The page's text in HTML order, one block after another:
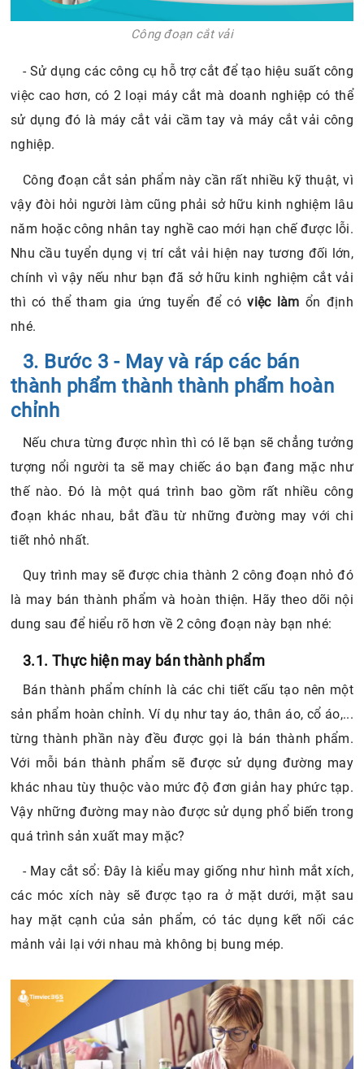
Công đoạn cắt vải
- Sử dụng các công cụ hỗ trợ cắt để tạo hiệu suất công
việc cao hơn, có 2 loại máy cắt mà doanh nghiệp có thể
sử dụng đó là máy cắt vải cầm tay và máy cắt vải công
nghiệp.
Công đoạn cắt sản phẩm này cần rất nhiều kỹ thuật, vì
vậy đòi hỏi người làm cũng phải sở hữu kinh nghiệm lâu
năm hoặc công nhân tay nghề cao mới hạn chế được lỗi.
Nhu cầu tuyển dụng vị trí cắt vải hiện nay tương đối lớn,
chính vì vậy nếu như bạn đã sở hữu kinh nghiệm cắt vải
thì có thể tham gia ứng tuyển để cóviệc làm ổn định
nhé.
3. Bước 3 - May và ráp các bán
thành phẩm thành thành phẩm hoàn
chỉnh
Nếu chưa từng được nhìn thì có lẽ bạn sẽ chẳng tưởng
tượng nổi người ta sẽ may chiếc áo bạn đang mặc như
thế nào. Đó là một quá trình bao gồm rất nhiều công
đoạn khác nhau, bắt đầu từ những đường may với chi
tiết nhỏ nhất.
Quy trình may sẽ được chia thành 2 công đoạn nhỏ đó
là may bán thành phẩm và hoàn thiện. Hãy theo dõi nội
dung sau để hiểu rõ hơn về 2 công đoạn này bạn nhé:
3.1. Thực hiện may bán thành phẩm
Bán thành phẩm chính là các chi tiết cấu tạo nên một
sản phẩm hoàn chỉnh. Ví dụ như tay áo, thân áo, cổ áo,...
từng thành phần này đều được gọi là bán thành phẩm.
Với mỗi bán thành phẩm sẽ được sử dụng đường may
khác nhau tùy thuộc vào mức độ đơn giản hay phức tạp.
Vậy những đường may nào được sử dụng phổ biến trong
quá trình sản xuất may mặc?
- May cắt sổ: Đây là kiểu may giống như hình mắt xích,
các móc xích này sẽ được tạo ra ở mặt dưới, mặt sau
hay mặt cạnh của sản phẩm, có tác dụng kết nối các
mảnh vải lại với nhau mà không bị bung mép.